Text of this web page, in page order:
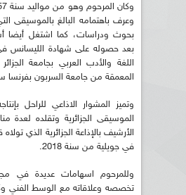
وعرف باهتمامه البالغ بالموسيقى
بحوث ودراسات، كما اشتغل أيضا
اللغة والأدب العربي بجامعة
المعمقة من جامعة السربون بفرنسا سنة
وتميز المشوار الاذاعي للراحل
الموسيقى الجزائرية وتقلده لعدة
الأرشيف بالإذاعة الجزائرية الذي
في جويلية من سنة 2018.
وللمرحوم اسهامات عديدة في
تخصصه وعلاقاته مع الوسط الفني